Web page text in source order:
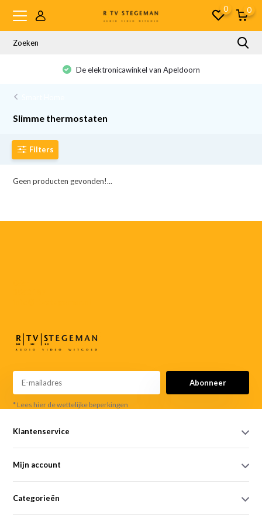
0 0
De elektronicawinkel van Apeldoorn
Slimme thermostaten
Filters
Geen producten gevonden!...
Abonneer
* Lees hier de wettelijke beperkingen
Klantenservice
Mijn account
Categorieën